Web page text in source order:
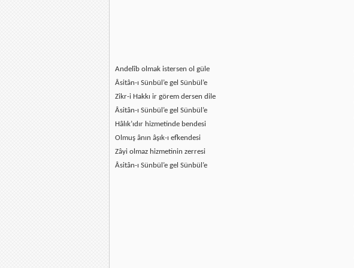
Andelîb olmak istersen ol güle
Âsitân-ı Sünbül’e gel Sünbül’e
Zikr-i Hakkı ir görem dersen dile
Âsitân-ı Sünbül’e gel Sünbül’e
Hâlık’ıdır hizmetinde bendesi
Olmuş ânın âşık-ı efkendesi
Zâyi olmaz hizmetinin zerresi
Âsitân-ı Sünbül’e gel Sünbül’e